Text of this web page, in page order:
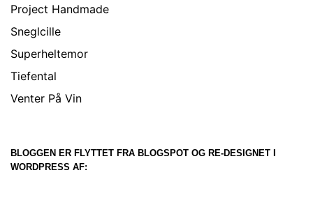
Project Handmade
Sneglcille
Superheltemor
Tiefental
Venter På Vin
BLOGGEN ER FLYTTET FRA BLOGSPOT OG RE-DESIGNET I
WORDPRESS AF: